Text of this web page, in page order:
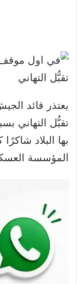
يعتذر قائد
تقبُّل التهاني
بها البلاد
المؤسسة